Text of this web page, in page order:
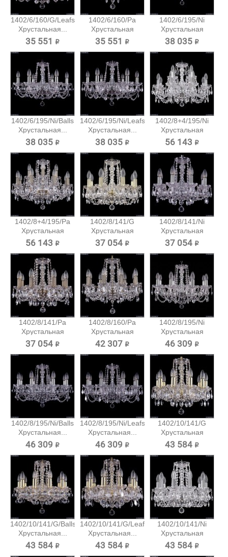
1402/6/160/G/Leafs
Хрустальная...
35 551 ₽
1402/6/160/Pa
Хрустальная
подвесная...
35 551 ₽
1402/6/195/Ni
Хрустальная
подвесная...
38 035 ₽
1402/6/195/Ni/Balls
Хрустальная...
38 035 ₽
1402/6/195/Ni/Leafs
Хрустальная...
38 035 ₽
1402/8+4/195/Ni
Хрустальная
подвесная...
56 143 ₽
1402/8+4/195/Pa
Хрустальная
подвесная...
56 143 ₽
1402/8/141/G
Хрустальная
подвесная...
37 054 ₽
1402/8/141/Ni
Хрустальная
подвесная...
37 054 ₽
1402/8/141/Pa
Хрустальная
подвесная...
37 054 ₽
1402/8/160/Pa
Хрустальная
подвесная...
42 307 ₽
1402/8/195/Ni
Хрустальная
подвесная...
46 309 ₽
1402/8/195/Ni/Balls
Хрустальная...
46 309 ₽
1402/8/195/Ni/Leafs
Хрустальная...
46 309 ₽
1402/10/141/G
Хрустальная
подвесная...
43 584 ₽
1402/10/141/G/Balls
Хрустальная...
43 584 ₽
1402/10/141/G/Leafs
Хрустальная...
43 584 ₽
1402/10/141/Ni
Хрустальная
подвесная...
43 584 ₽